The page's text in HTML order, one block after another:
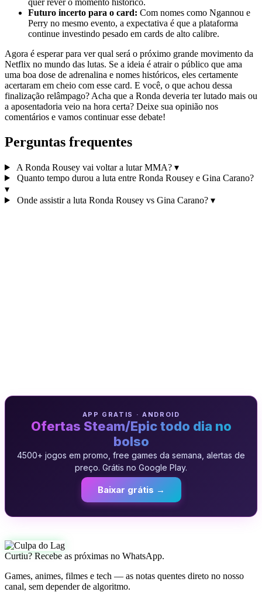
quer rever o momento histórico.
Futuro incerto para o card: Com nomes como Ngannou e
Perry no mesmo evento, a expectativa é que a plataforma
continue investindo pesado em cards de alto calibre.
Agora é esperar para ver qual será o próximo grande movimento da
Netflix no mundo das lutas. Se a ideia é atrair o público que ama
uma boa dose de adrenalina e nomes históricos, eles certamente
acertaram em cheio com esse card. E você, o que achou dessa
finalização relâmpago? Acha que a Ronda deveria ter lutado mais ou
a aposentadoria veio na hora certa? Deixe sua opinião nos
comentários e vamos continuar esse debate!
Perguntas frequentes
A Ronda Rousey vai voltar a lutar MMA? ▾
Quanto tempo durou a luta entre Ronda Rousey e Gina Carano?
▾
Onde assistir a luta Ronda Rousey vs Gina Carano? ▾
APP GRATIS · ANDROID
Ofertas Steam/Epic todo dia no
bolso
4500+ jogos em promo, free games da semana, alertas de
preço. Grátis no Google Play.
Baixar grátis →
Curtiu? Recebe as próximas no WhatsApp.
Games, animes, filmes e tech — as notas quentes direto no nosso
canal, sem depender de algoritmo.